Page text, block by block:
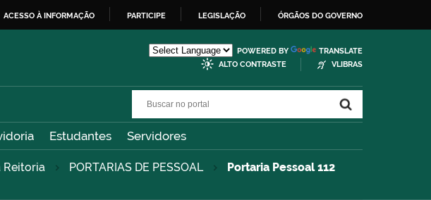
ACESSO À INFORMAÇÃO PARTICIPE LEGISLAÇÃO ÓRGÃOS DO GOVERNO
POWERED BY
TRANSLATE
ALTO CONTRASTE
VLIBRAS
Estudantes Servidores
Reitoria PORTARIAS DE PESSOAL
Portaria Pessoal 112